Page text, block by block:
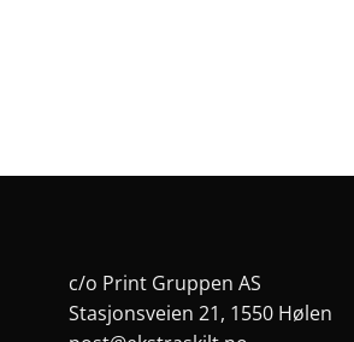
c/o Print Gruppen AS
Stasjonsveien 21, 1550 Hølen